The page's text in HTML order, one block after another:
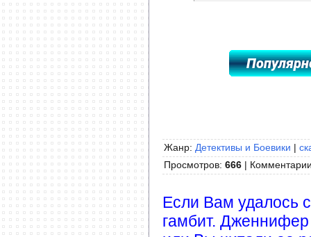
Жанр: Детективы и Боевики |
Просмотров: 666 |
Если Вам удалось
гамбит.